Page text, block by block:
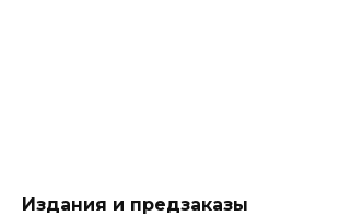
Издания и предзаказы